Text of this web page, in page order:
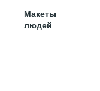
Макеты
людей